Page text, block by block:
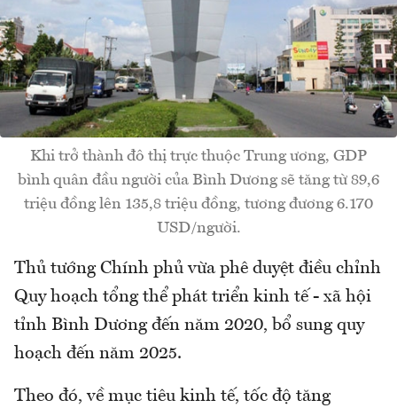
Khi trở thành đô thị trực thuộc Trung ương, GDP
bình quân đầu người của Bình Dương sẽ tăng từ 89,6
triệu đồng lên 135,8 triệu đồng, tương đương 6.170
USD/người.
Thủ tướng Chính phủ vừa phê duyệt điều chỉnh
Quy hoạch tổng thể phát triển kinh tế - xã hội
tỉnh Bình Dương đến năm 2020, bổ sung quy
hoạch đến năm 2025.
Theo đó, về mục tiêu kinh tế, tốc độ tăng